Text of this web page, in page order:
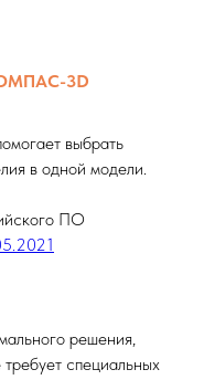
3D
выбрать
в одной модели.
ПО
решения,
специальных